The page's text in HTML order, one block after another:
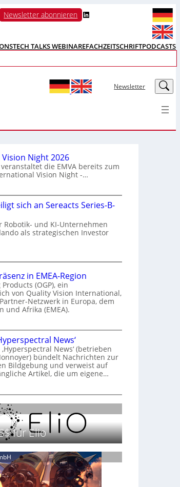
Newsletter abonnieren LinkedIn
TECH TALKS WEBINAREFACHZEITSCHRIFTPODCASTS
Newsletter LinkedIn
Night 2026
die EMVA bereits zum
Vision Night -…
sich an Sereacts Series-B-
Robotik- und KI-Unternehmen
als strategischen Investor
in EMEA-Region
(OGP), ein
von Quality Vision International,
Netzwerk in Europa, dem
und Afrika (EMEA).
News‘
News‘ (betrieben
bündelt Nachrichten zur
Bildgebung und verweist auf
Artikel, die um eigene…
für Elio